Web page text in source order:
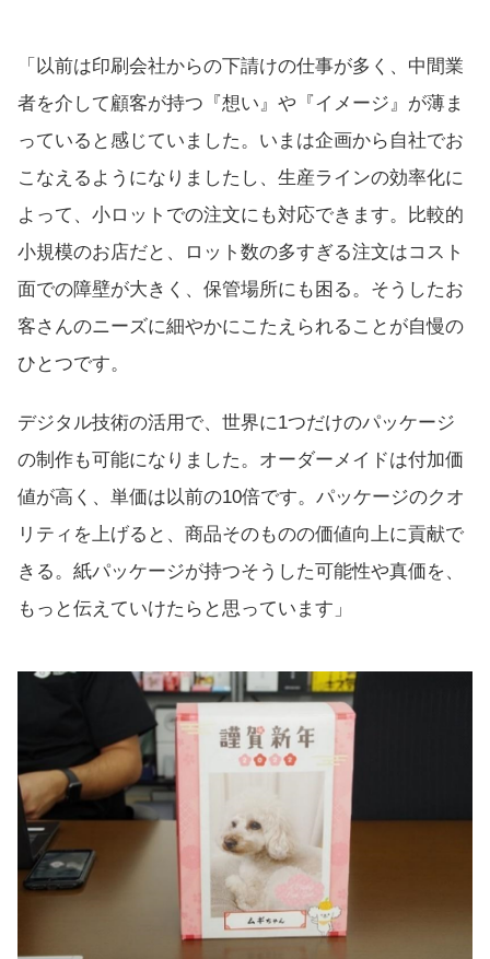
「以前は印刷会社からの下請けの仕事が多く、中間業
者を介して顧客が持つ『想い』や『イメージ』が薄ま
っていると感じていました。いまは企画から自社でお
こなえるようになりましたし、生産ラインの効率化に
よって、小ロットでの注文にも対応できます。比較的
小規模のお店だと、ロット数の多すぎる注文はコスト
面での障壁が大きく、保管場所にも困る。そうしたお
客さんのニーズに細やかにこたえられることが自慢の
ひとつです。
デジタル技術の活用で、世界に1つだけのパッケージ
の制作も可能になりました。オーダーメイドは付加価
値が高く、単価は以前の10倍です。パッケージのクオ
リティを上げると、商品そのものの価値向上に貢献で
きる。紙パッケージが持つそうした可能性や真価を、
もっと伝えていけたらと思っています」